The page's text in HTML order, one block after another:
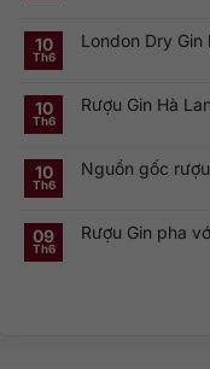
Vodka:
Nga
nổi
bình
luận
và
Vermouth:
hồn
của
10
Th6
London Dry
luận
ở
là
Gin
10
Th6
Rượu Gin Hà
luận
ở
Lan:
Genever
10
Th6
Nguồn gốc
luận
ở
09
Th6
Rượu Gin pha